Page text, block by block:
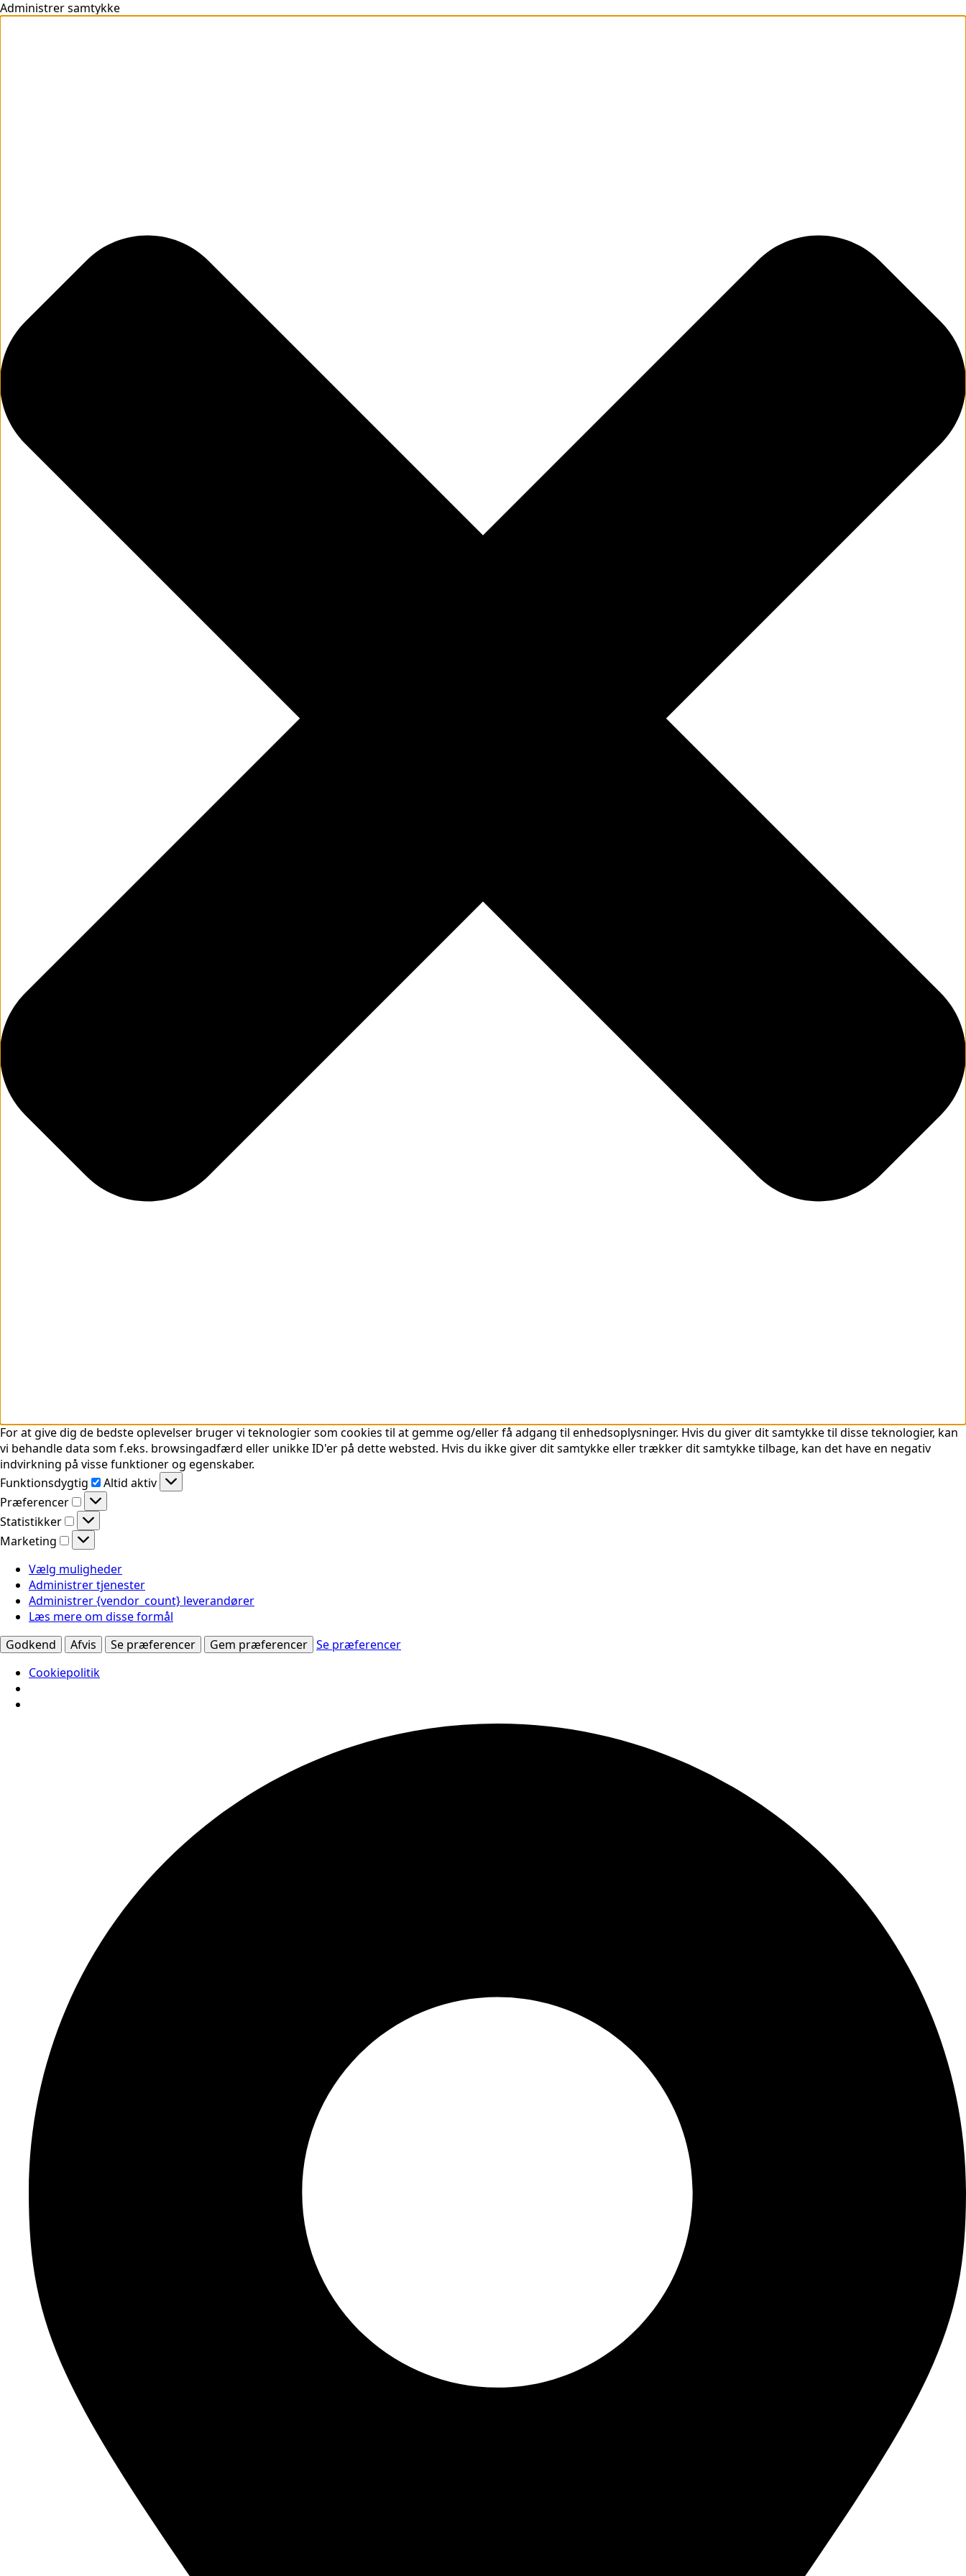
Administrer samtykke
For at give dig de bedste oplevelser bruger vi teknologier som cookies til at gemme og/eller få adgang til enhedsoplysninger. Hvis du giver dit samtykke til disse teknologier, kan
vi behandle data som f.eks. browsingadfærd eller unikke ID'er på dette websted. Hvis du ikke giver dit samtykke eller trækker dit samtykke tilbage, kan det have en negativ
indvirkning på visse funktioner og egenskaber.
Funktionsdygtig
Funktionsdygtig
Altid aktiv
Præferencer
Præferencer
Statistikker
Statistikker
Marketing
Marketing
Vælg muligheder
Administrer tjenester
Administrer {vendor_count} leverandører
Læs mere om disse formål
Godkend
Afvis Se præferencer Gem præferencer Se præferencer
Cookiepolitik